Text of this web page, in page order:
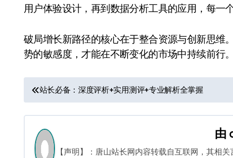
用户体验设计，再到数据分析工具的应用，每一
破局增长新路径的核心在于整合资源与创新思维
势的敏感度，才能在不断变化的市场中持续前行。
文
章
导
航
站长必备：深度评析+实用测评+专业解析全掌握
由
【声明】：唐山站长网内容转载自互联网，其相